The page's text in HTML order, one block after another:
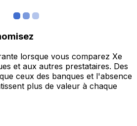
lorsque vous comparez Xe
et aux autres prestataires. Des
ceux des banques et l'absence
plus de valeur à chaque